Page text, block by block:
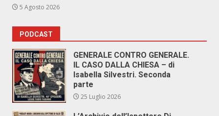
5 Agosto 2026
PODCAST
GENERALE CONTRO GENERALE.
IL CASO DALLA CHIESA – di
Isabella Silvestri. Seconda
parte
25 Luglio 2026